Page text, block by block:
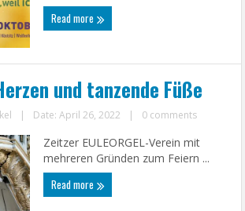
Read more
und tanzende Füße
| Date: April 26, 2022 | 0 comments
Zeitzer EULEORGEL-Verein mit
mehreren Gründen zum Feiern ...
Read more